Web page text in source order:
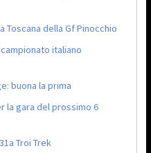
Toscana della Gf Pinocchio
italiano
buona la prima
la gara del prossimo 6
Troi Trek